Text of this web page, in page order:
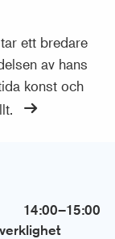
ett bredare
av hans
konst och
14:00–15:00